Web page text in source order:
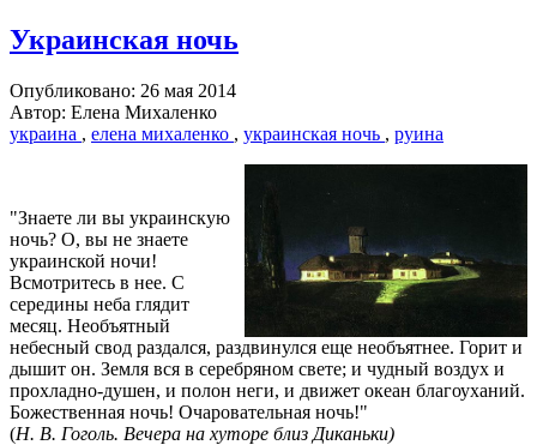
Украинская ночь
Опубликовано: 26 мая 2014
Автор: Елена Михаленко
украина , елена михаленко , украинская ночь , руина
"Знаете ли вы украинскую
ночь? О, вы не знаете
украинской ночи!
Всмотритесь в нее. С
середины неба глядит
месяц. Необъятный
небесный свод раздался, раздвинулся еще необъятнее. Горит и
дышит он. Земля вся в серебряном свете; и чудный воздух и
прохладно-душен, и полон неги, и движет океан благоуханий.
Божественная ночь! Очаровательная ночь!"
(Н. В. Гоголь. Вечера на хуторе близ Диканьки)